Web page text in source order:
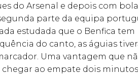
do Arsenal e depois com bola
parte da equipa
estudada que o Benfica tem
do canto, as águias
Uma vantagem que
chegar ao empate dois minutos